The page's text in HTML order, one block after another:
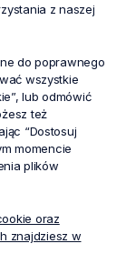
z naszej
do poprawnego
wszystkie
lub odmówić
też
“Dostosuj
momencie
plików
oraz
znajdziesz w